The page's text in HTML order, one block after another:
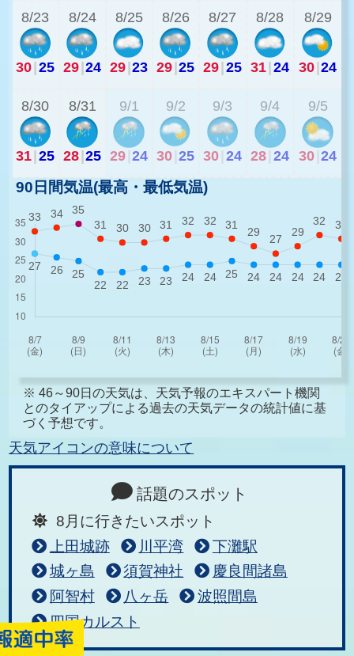
8/23
30 25
8/24
29 24
8/25
29 23
8/26
29 25
8/27
29 25
8/28
31 24
8/29
30 24
8/30
31 25
8/31
28 25
9/1
29 24
9/2
30 25
9/3
30 24
9/4
28 24
9/5
30 24
90日間気温(最高・最低気温)
※ 46～90日の天気は、天気予報のエキスパート機関
とのタイアップによる過去の天気データの統計値に基
づく予想です。
天気アイコンの意味について
話題のスポット
8月に行きたいスポット
上田城跡
川平湾
下灘駅
城ヶ島
須賀神社
慶良間諸島
阿智村
八ヶ岳
波照間島
四国カルスト